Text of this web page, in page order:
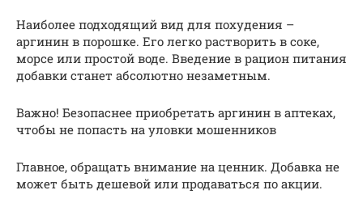
Наиболее подходящий вид для похудения –
аргинин в порошке. Его легко растворить в соке,
морсе или простой воде. Введение в рацион питания
добавки станет абсолютно незаметным.
Важно! Безопаснее приобретать аргинин в аптеках,
чтобы не попасть на уловки мошенников
Главное, обращать внимание на ценник. Добавка не
может быть дешевой или продаваться по акции.